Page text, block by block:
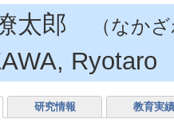
太郎 （なか
Ryotaro
研究情報 教育実績